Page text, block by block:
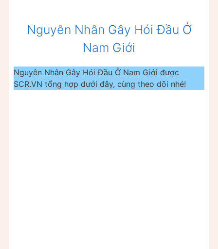
Nguyên Nhân Gây Hói Đầu Ở
Nam Giới
Nguyên Nhân Gây Hói Đầu Ở Nam Giới được
SCR.VN tổng hợp dưới đây, cùng theo dõi nhé!